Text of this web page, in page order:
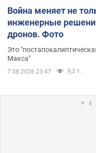
Война меняет не
инженерные
дронов. Фото
Это
Макса"
7.08.2026 23:47 9,3 т.